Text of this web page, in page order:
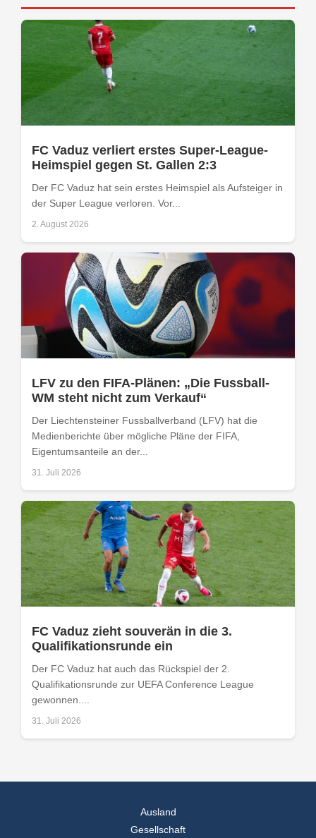
FC Vaduz verliert erstes Super-League-
Heimspiel gegen St. Gallen 2:3
Der FC Vaduz hat sein erstes Heimspiel als Aufsteiger in
der Super League verloren. Vor...
2. August 2026
LFV zu den FIFA-Plänen: „Die Fussball-
WM steht nicht zum Verkauf“
Der Liechtensteiner Fussballverband (LFV) hat die
Medienberichte über mögliche Pläne der FIFA,
Eigentumsanteile an der...
31. Juli 2026
FC Vaduz zieht souverän in die 3.
Qualifikationsrunde ein
Der FC Vaduz hat auch das Rückspiel der 2.
Qualifikationsrunde zur UEFA Conference League
gewonnen....
31. Juli 2026
Ausland
Gesellschaft